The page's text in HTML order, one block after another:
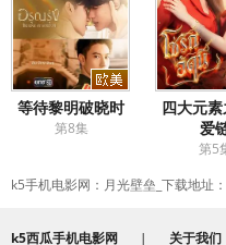
等待黎明破晓时
第8集
四大元
爱
第5
k5手机电影网：月光壁垒_下载地址：
k5西瓜手机电影网 | 关于我们